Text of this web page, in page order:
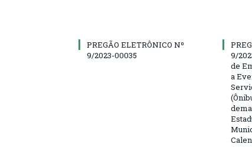
PREGÃO ELETRÔNICO Nº
9/2023-00035
9/
de
a